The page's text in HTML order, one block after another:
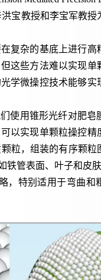
宝教授和李宝军教授
复杂的基底上进行高
这些方法难以实现单
学微操控技术能够实
使用锥形光纤对肥皂
以实现单颗粒操控精
粒，组装的有序颗粒
铁管表面、叶子和皮
，特别适用于弯曲和